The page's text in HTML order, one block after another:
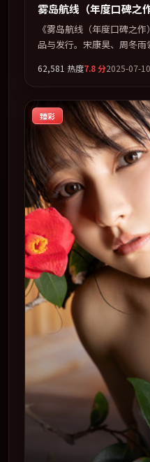
雾岛航线（年度口碑之作
《雾岛航线（年度口碑之
品与发行。宋康昊、周冬
「科幻」类型为骨架，在叙
话题片中口碑稳健，适合喜
观看。
62,581 热度7.8分2025-07-10
臻彩